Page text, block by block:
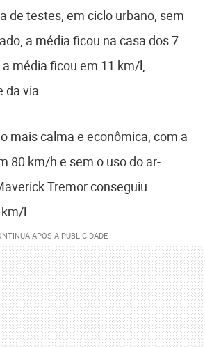
de testes, em ciclo urbano, sem
a média ficou na casa dos 7
média ficou em 11 km/l,
da via.
mais calma e econômica, com a
80 km/h e sem o uso do ar-
Tremor conseguiu
l.